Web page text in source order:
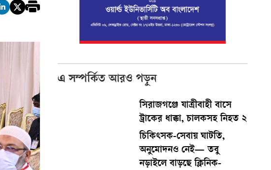
এ সম্পর্কিত আরও পড়ুন
সিরাজগঞ্জে যাত্রীবাহী বাসে
ট্রাকের ধাক্কা, চালকসহ নিহত ২
চিকিৎসক-সেবায় ঘাটতি,
অনুমোদনও নেই— তবু
নড়াইলে বাড়ছে ক্লিনিক-